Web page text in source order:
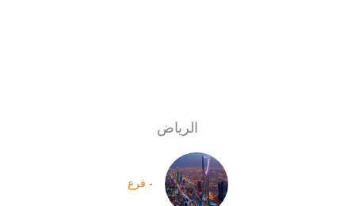
الرياض
- فرع